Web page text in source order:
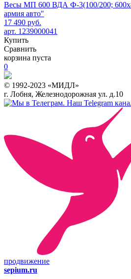
Весы МП 600 ВДА Ф-3(100/200;
армия авто"
17 490 руб.
арт. 1239000041
Купить
Сравнить
корзина пуста
0
© 1992-2023 «МИДЛ»
г. Лобня, Железнодорожная ул. д.10
Наш Telegram
продвижение
sepium.ru